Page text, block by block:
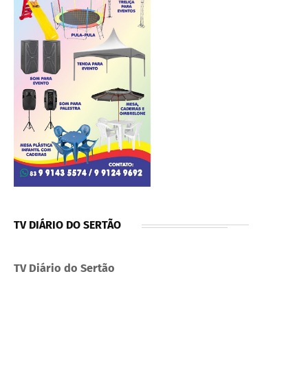
TV DIÁRIO DO SERTÃO
TV Diário do Sertão